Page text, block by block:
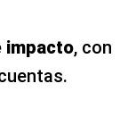
impacto, con